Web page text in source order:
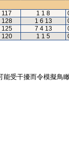
117 1 1 8
128 1 6 13
125 7 4 13
120 1 1 5
受干擾而令模擬鳥